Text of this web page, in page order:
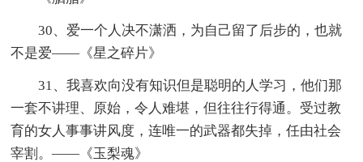
30、爱一个人决不潇洒，为自己留了后步的，也就
不是爱——《星之碎片》
31、我喜欢向没有知识但是聪明的人学习，他们那
一套不讲理、原始，令人难堪，但往往行得通。受过教
育的女人事事讲风度，连唯一的武器都失掉，任由社会
宰割。——《玉梨魂》